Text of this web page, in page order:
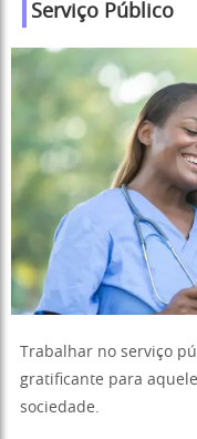
Serviço Público
Trabalhar no serviço
gratificante para
sociedade.